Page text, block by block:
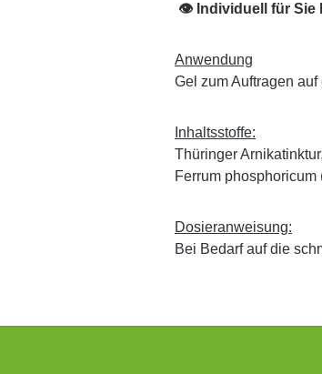
👁 Individuell für Sie
Anwendung
Gel zum Auftragen auf
Inhaltsstoffe:
Thüringer
Ferrum
Dosieranweisung:
Bei Bedarf auf die